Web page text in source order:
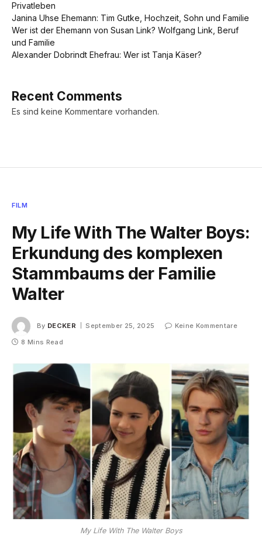
Privatleben
Janina Uhse Ehemann: Tim Gutke, Hochzeit, Sohn und Familie
Wer ist der Ehemann von Susan Link? Wolfgang Link, Beruf
und Familie
Alexander Dobrindt Ehefrau: Wer ist Tanja Käser?
Recent Comments
Es sind keine Kommentare vorhanden.
FILM
My Life With The Walter Boys:
Erkundung des komplexen
Stammbaums der Familie
Walter
By DECKER September 25, 2025
Keine Kommentare
8 Mins Read
My Life With The Walter Boys